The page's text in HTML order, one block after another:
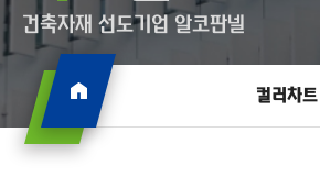
건축자재 선도기업 알코판넬
컬러차트